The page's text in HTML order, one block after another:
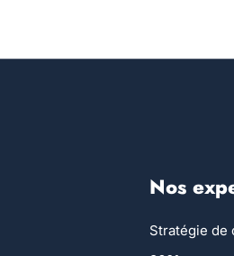
Nos
Stratégie de